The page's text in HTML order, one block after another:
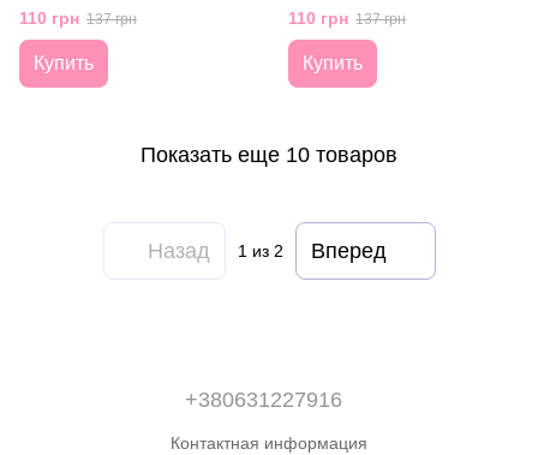
110 грн 137 грн
Купить
110 грн 137 грн
Купить
Показать еще 10 товаров
Назад 1 из 2 Вперед
+380631227916
Контактная информация